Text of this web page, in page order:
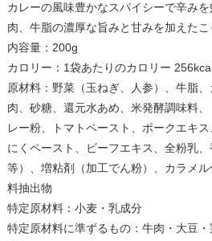
カレーの風味豊かなスパイシーで辛み
肉、牛脂の濃厚な旨みと甘みを加えたこ
内容量：200g
カロリー：1袋あたりのカロリー
原材料：野菜（玉ねぎ、人参）、牛脂
肉、砂糖、還元水あめ、米発酵調味料
レー粉、トマトペースト、ポークエキ
にくペースト、ビーフエキス、全粉乳
等）、増粘剤（加工でん粉）、カラメ
料抽出物
特定原材料：小麦・乳成分
特定原材料に準ずるもの：牛肉・大豆